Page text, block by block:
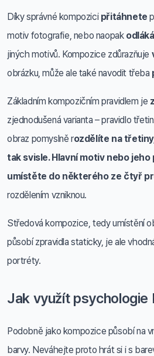
Díky správné kompozici přitáhnete
motiv fotografie, nebo naopak
jiných motivů. Kompozice zdůrazňuje
obrázku, může ale také navodit třeba
Základním kompozičním pravidlem je
zjednodušená varianta – pravidlo
obraz pomyslně rozdělíte na
tak svisle. Hlavní motiv nebo
umístěte do některého ze čtyř
rozdělením vzniknou.
Středová kompozice, tedy umístění
působí zpravidla staticky, je ale
portréty.
Jak využít psychologie
Podobně jako kompozice působí na
barvy. Neváhejte proto hrát si i s